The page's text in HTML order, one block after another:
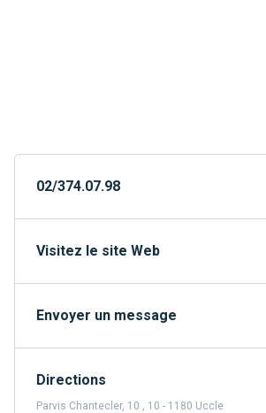
02/374.07.98
Visitez le site Web
Envoyer un message
Directions
Parvis Chantecler, 10 , 10 - 1180 Uccle